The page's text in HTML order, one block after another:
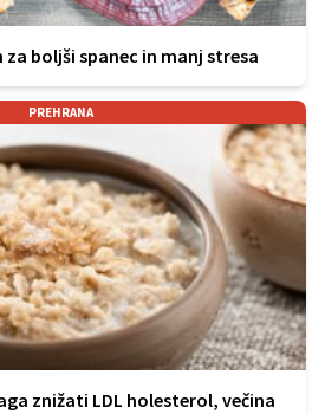
boljši spanec in manj stresa
PREHRANA
znižati LDL holesterol, večina